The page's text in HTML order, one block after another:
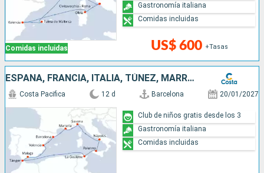
Comidas incluidas US$ 600 +Tasas
Gastronomía italiana
Comidas incluidas
ESPAÑA, FRANCIA, ITALIA, TÚNEZ, MARRUECOS
Costa Pacifica 12 d Barcelona 20/01/2027
Club de niños gratis desde los 3
Gastronomía italiana
Comidas incluidas